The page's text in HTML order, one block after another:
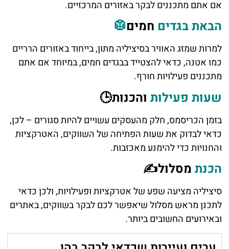
אם אתם מתכננים לבקר באזורים המרכזיים.
הבאת בגדים חמים🥼
למרות שמזג האוויר בסיציליה מתון, בייחוד באזורים הרריים
כמו אטנה, כדאי להצטייד בבגדים חמים, במיוחד אם אתם
מתכננים פעילויות חורף.
שעות פעילות והכנות🕒
בזמן הכריסמס, חלק מהעסקים עשויים להיות סגורים – לכן,
כדאי לבדוק את שעות הפתיחה של השווקים, האטרקציות
והחנויות כדי להימנע מאכזבות.
הכנת מסלול✍️
סיציליה מציעה שפע של אטרקציות ופעילויות, ולכן כדאי
לתכנן מראש מסלול שיאפשר לכם לבקר בשווקים, באתרים
ובאירועים החשובים ביותר.